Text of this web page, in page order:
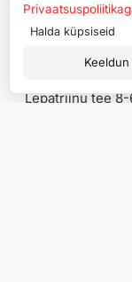
Lepatriinu tee 8-
Halda küpsiseid
Keeldun